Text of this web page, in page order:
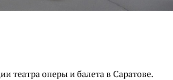
театра оперы и балета в Саратове.